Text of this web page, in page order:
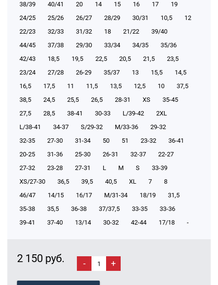
38/39
40/41 20 14 15 16 17
19
24/25
25/26 26/27 28/29 30/31 10,5
12
22/23
32/33 31/32 18 21/22
39/40
44/45
37/38 29/30 33/34 34/35
35/36
42/43
18,5 19,5 22,5 20,5 21,5
23,5
23/24
27/28 26-29 35/37 13 15,5
14,5
16,5
17,5 11 11,5 13,5 12,5 10
37,5
38,5
24,5 25,5 26,5 28-31 XS
35-45
27,5
28,5 38-41 30-33 L/39-42
2XL
L/38-41
34-37 S/29-32 М/33-36
29-32
32-35
27-30 31-34 50 51 23-32
36-41
20-25
31-36 25-30 26-31 32-37
22-27
27-32
23-28 27-31 L M S
33-39
XS/27-30
36,5 39,5 40,5 XL 7
8
46/47
14/15 16/17 М/31-34 18/19
31,5
35-38
35,5 36-38 37/37,5 33-35
33-36
39-41
37-40 13/14 30-32 42-44 17/18 -
2 150 руб. - +